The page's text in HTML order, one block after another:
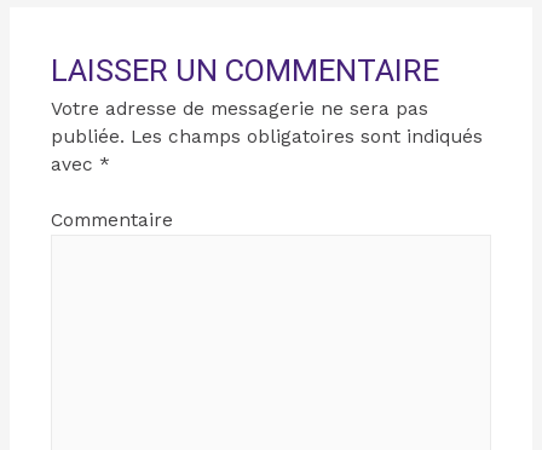
LAISSER UN COMMENTAIRE
Votre adresse de messagerie ne sera pas
publiée. Les champs obligatoires sont indiqués
avec *
Commentaire